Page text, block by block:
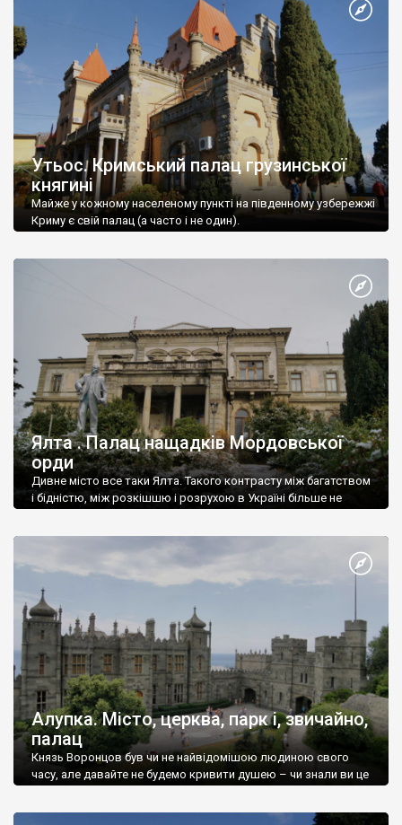
Утьос. Кримський палац грузинської
княгині
Майже у кожному населеному пункті на південному узбережжі
Криму є свій палац (а часто і не один).
Ялта . Палац нащадків Мордовської
орди
Дивне місто все таки Ялта. Такого контрасту між багатством
і бідністю, між розкішшю і розрухою в Україні більше не
Алупка. Місто, церква, парк і, звичайно,
палац
Князь Воронцов був чи не найвідомішою людиною свого
часу, але давайте не будемо кривити душею – чи знали ви це